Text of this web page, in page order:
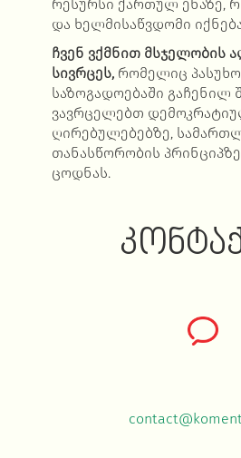
რესურსი ქართულ ენაზე,
და ხელმისაწვდომი
ჩვენ ვქმნით მსჯელობის
სივრცეს,რომელიც
საზოგადოებაში გაჩენილ
ვავრცელებთ
ღირებულებებზე,
თანასწორობის
ცოდნას.